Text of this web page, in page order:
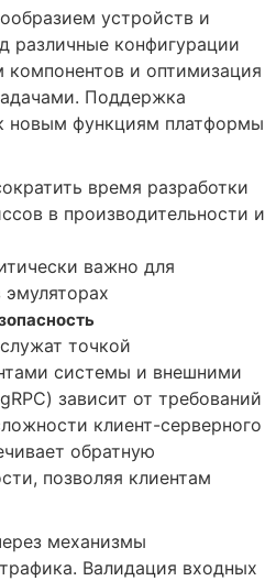
устройств и
различные конфигурации
и оптимизация
Поддержка
новым функциям платформы
время разработки
в производительности и
важно для
точкой
системы и внешними
зависит от требований
клиент-серверного
обратную
позволяя клиентам
механизмы
Валидация входных